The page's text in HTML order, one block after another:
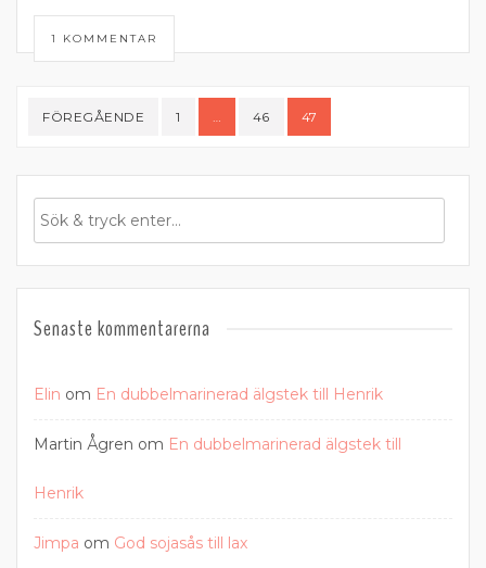
1 KOMMENTAR
förFÖREGÅENDE 1 … 46 47
Senaste kommentarerna
Elin om En dubbelmarinerad älgstek till Henrik
Martin Ågren om En dubbelmarinerad älgstek till
Henrik
Jimpa om God sojasås till lax